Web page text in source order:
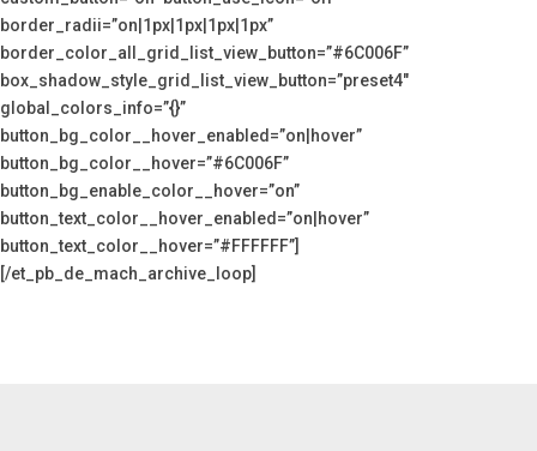
border_radii=”on|1px|1px|1px|1px”
border_color_all_grid_list_view_button=”#6C006F”
box_shadow_style_grid_list_view_button=”preset4″
global_colors_info=”{}”
button_bg_color__hover_enabled=”on|hover”
button_bg_color__hover=”#6C006F”
button_bg_enable_color__hover=”on”
button_text_color__hover_enabled=”on|hover”
button_text_color__hover=”#FFFFFF”]
[/et_pb_de_mach_archive_loop]